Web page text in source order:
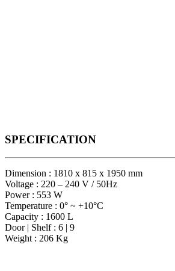
SPECIFICATION
Dimension : 1810 x 815 x 1950 mm
Voltage : 220 – 240 V / 50Hz
Power : 553 W
Temperature : 0° ~ +10°C
Capacity : 1600 L
Door | Shelf : 6 | 9
Weight : 206 Kg